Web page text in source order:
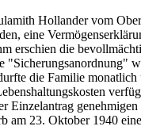
Hollander vom
eine
erschien die
"Sicherungsanordnung"
die Familie
Einzelantrag
am 23. Oktober 1940